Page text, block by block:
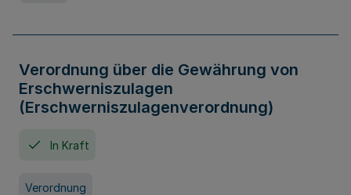
Verordnung über die Gewährung von
Erschwerniszulagen
(Erschwerniszulagenverordnung)
In Kraft
Verordnung